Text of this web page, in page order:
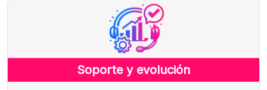
Soporte y evolución